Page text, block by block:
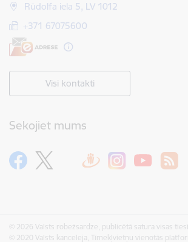
Rūdolfa iela 5, LV 1012
+371 67075600
Visi kontakti
Sekojiet mums
© 2026 Valsts robežsardze, publicētā satura visas
© 2020 Valsts kanceleja, Tīmekļvietņu vienotās